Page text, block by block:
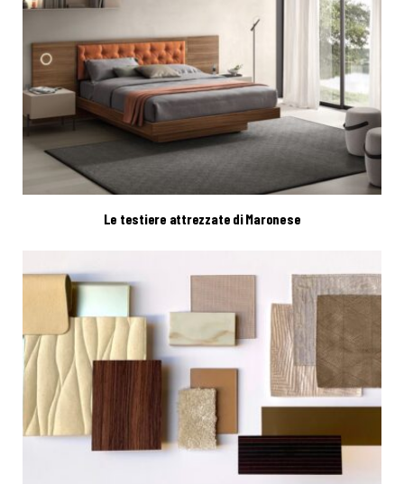
Le testiere attrezzate di Maronese